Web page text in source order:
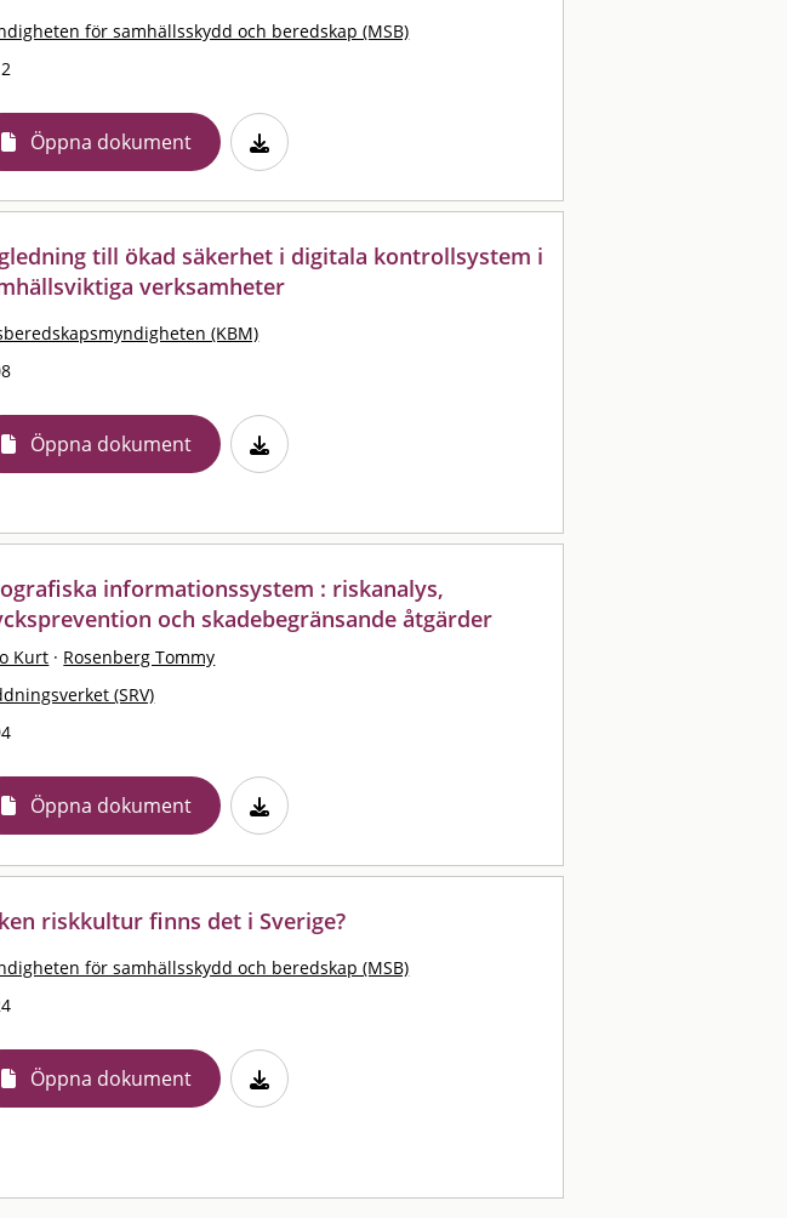
för samhällsskydd och beredskap (MSB)
Öppna dokument
till ökad säkerhet i digitala kontrollsystem i
verksamheter
(KBM)
Öppna dokument
informationssystem : riskanalys,
och skadebegränsande åtgärder
Kurt · Rosenberg Tommy
(SRV)
Öppna dokument
riskkultur finns det i Sverige?
för samhällsskydd och beredskap (MSB)
Öppna dokument